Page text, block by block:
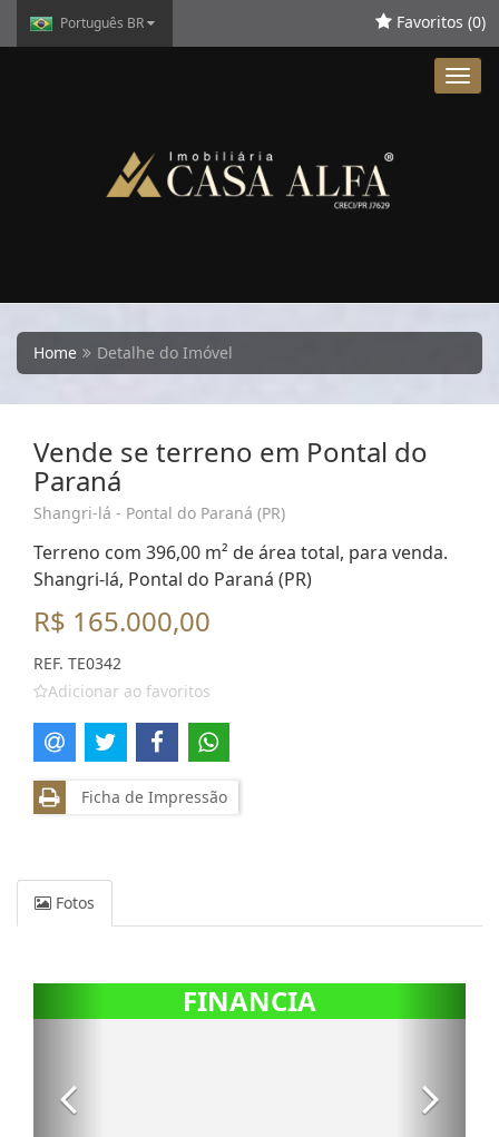
Português BR Favoritos (0)
Home Detalhe do Imóvel
Vende se terreno em Pontal do
Paraná
Shangri-lá - Pontal do Paraná (PR)
Terreno com 396,00 m² de área total, para venda.
Shangri-lá, Pontal do Paraná (PR)
R$ 165.000,00
REF. TE0342
Adicionar ao favoritos
Ficha de Impressão
Fotos